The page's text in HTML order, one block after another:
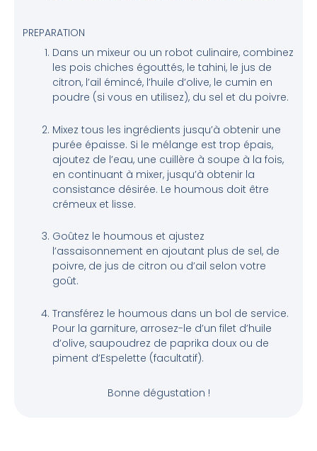
PREPARATION
Dans un mixeur ou un robot culinaire, combinez
les pois chiches égouttés, le tahini, le jus de
citron, l’ail émincé, l’huile d’olive, le cumin en
poudre (si vous en utilisez), du sel et du poivre.
Mixez tous les ingrédients jusqu’à obtenir une
purée épaisse. Si le mélange est trop épais,
ajoutez de l’eau, une cuillère à soupe à la fois,
en continuant à mixer, jusqu’à obtenir la
consistance désirée. Le houmous doit être
crémeux et lisse.
Goûtez le houmous et ajustez
l’assaisonnement en ajoutant plus de sel, de
poivre, de jus de citron ou d’ail selon votre
goût.
Transférez le houmous dans un bol de service.
Pour la garniture, arrosez-le d’un filet d’huile
d’olive, saupoudrez de paprika doux ou de
piment d’Espelette (facultatif).
Bonne dégustation !